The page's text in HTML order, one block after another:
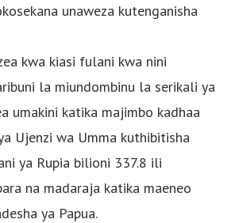
unaweza kutenganisha
kwa kiasi fulani kwa nini
la miundombinu la serikali ya
umakini katika majimbo kadhaa
Ujenzi wa Umma kuthibitisha
ya Rupia bilioni 337.8 ili
na madaraja katika maeneo
ya Papua.